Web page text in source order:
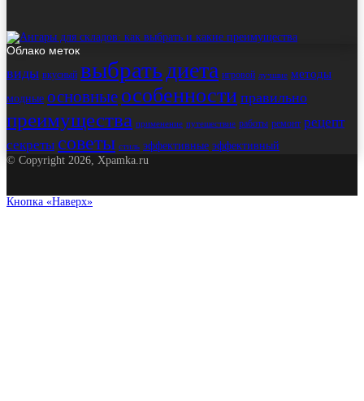
Облако меток
виды вкусный выбратьдиета игровой лучшие методы
модные основные особенности правильно
преимущества применение путешествие работы ремонт рецепт
секреты советы стиль эффективные эффективный
© Copyright 2026, Xpamka.ru
Кнопка «Наверх»